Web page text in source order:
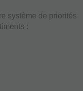
système de priorités
: